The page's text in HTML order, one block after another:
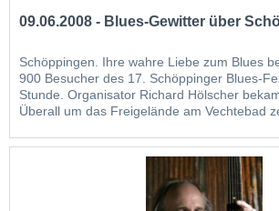
09.06.2008 - Blues-Gewitter über
Schöppingen. Ihre wahre Liebe zum Blues
900 Besucher des 17. Schöppinger Blues-
Stunde. Organisator Richard Hölscher
Überall um das Freigelände am Vechtebad
das genau zu dem Zeitpunkt wo der